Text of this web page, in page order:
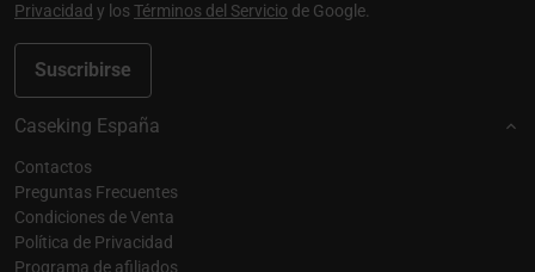
Suscribirse
Privacidad y losTérminos del Servicio de Google.
Caseking España
Contactos
Preguntas Frecuentes
Condiciones de Venta
Política de Privacidad
Programa de afiliados